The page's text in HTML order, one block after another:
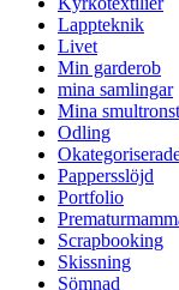
Lappteknik
Livet
Min garderob
mina samlingar
Mina
Odling
Pappersslöjd
Portfolio
Scrapbooking
Skissning
Sömnad